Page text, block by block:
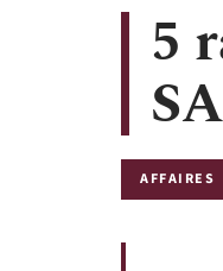
5
AFFAIRES